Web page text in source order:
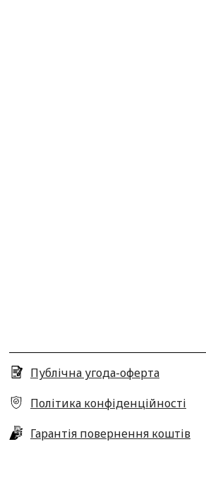
Публічна угода-оферта
Політика конфіденційності
Гарантія повернення коштів